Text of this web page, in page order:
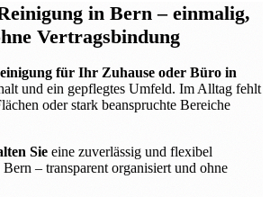
in Bern– einmalig,
Vertragsbindung
für Ihr Zuhause oder Büro in
und ein gepflegtes Umfeld. Im Alltag fehlt
oder stark beanspruchte Bereiche
Sie eine zuverlässig und flexibel
– transparent organisiert und ohne